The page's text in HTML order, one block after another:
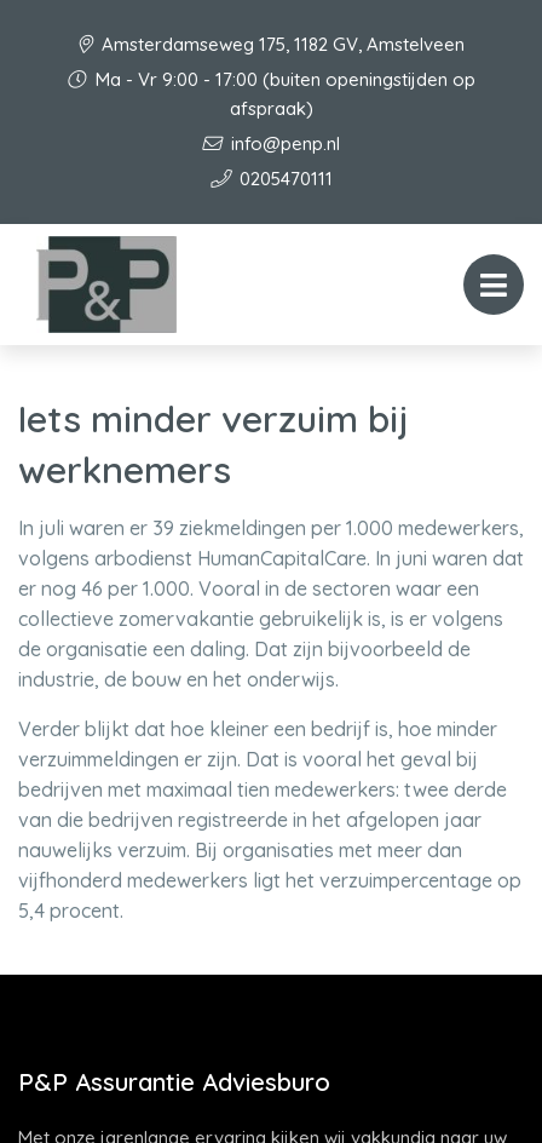
Amsterdamseweg 175, 1182 GV, Amstelveen
Ma - Vr 9:00 - 17:00 (buiten openingstijden op
afspraak)
info@penp.nl
0205470111
Iets minder verzuim bij
werknemers
In juli waren er 39 ziekmeldingen per 1.000 medewerkers,
volgens arbodienst HumanCapitalCare. In juni waren dat
er nog 46 per 1.000. Vooral in de sectoren waar een
collectieve zomervakantie gebruikelijk is, is er volgens
de organisatie een daling. Dat zijn bijvoorbeeld de
industrie, de bouw en het onderwijs.
Verder blijkt dat hoe kleiner een bedrijf is, hoe minder
verzuimmeldingen er zijn. Dat is vooral het geval bij
bedrijven met maximaal tien medewerkers: twee derde
van die bedrijven registreerde in het afgelopen jaar
nauwelijks verzuim. Bij organisaties met meer dan
vijfhonderd medewerkers ligt het verzuimpercentage op
5,4 procent.
P&P Assurantie Adviesburo
Met onze jarenlange ervaring kijken wij vakkundig naar uw